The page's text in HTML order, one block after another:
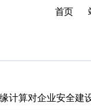
全运营实战
态新引擎
与平台化双轮驱动
首页
计算对企业安全建